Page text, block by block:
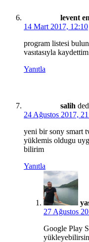
levent
14 Mart 2017, 12:10
program listesi
vasıtasıyla
Yanıtla
salih
24 Ağustos 2017,
yeni bir sony smart
yüklemis oldugu
bilirim
Yanıtla
27 Ağustos
Google Play